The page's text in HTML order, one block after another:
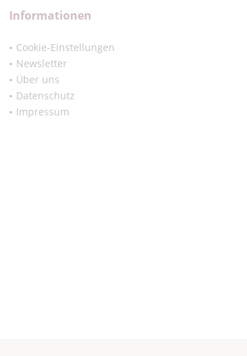
Informationen
Cookie-Einstellungen
Newsletter
Über uns
Datenschutz
Impressum